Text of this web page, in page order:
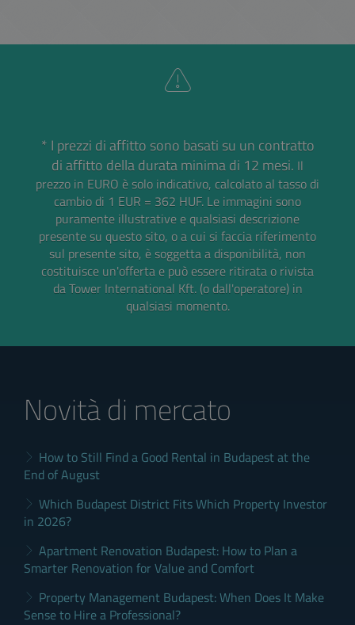
* I prezzi di affitto sono basati su un contratto
di affitto della durata minima di 12 mesi. Il
prezzo in EURO è solo indicativo, calcolato al tasso di
cambio di 1 EUR = 362 HUF. Le immagini sono
puramente illustrative e qualsiasi descrizione
presente su questo sito, o a cui si faccia riferimento
sul presente sito, è soggetta a disponibilità, non
costituisce un'offerta e può essere ritirata o rivista
da Tower International Kft. (o dall'operatore) in
qualsiasi momento.
Novità di mercato
How to Still Find a Good Rental in Budapest at the
End of August
Which Budapest District Fits Which Property Investor
in 2026?
Apartment Renovation Budapest: How to Plan a
Smarter Renovation for Value and Comfort
Property Management Budapest: When Does It Make
Sense to Hire a Professional?